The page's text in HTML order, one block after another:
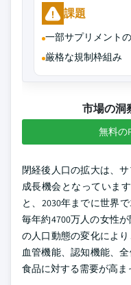
課題
一部サプリメント
厳格な規制枠組み
市場の洞
無料の
閉経後人口の拡大は、
成長機会となっていま
と、2030年までに世界
毎年約4700万人の女性
の人口動態の変化によ
血管機能、認知機能、
食品に対する需要が高ま